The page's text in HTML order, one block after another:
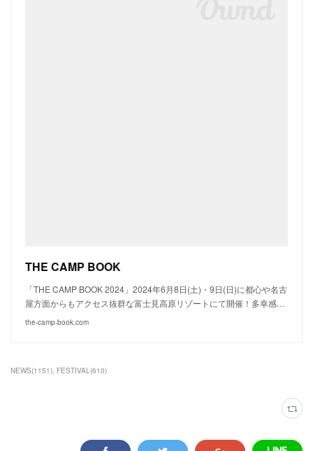
THE CAMP BOOK
「THE CAMP BOOK 2024」2024年6月8日(土)・9日(日)に都心や名古
屋方面からもアクセス抜群な富士見高原リゾートにて開催！多幸感…
the-camp-book.com
NEWS(1151) FESTIVAL(610)